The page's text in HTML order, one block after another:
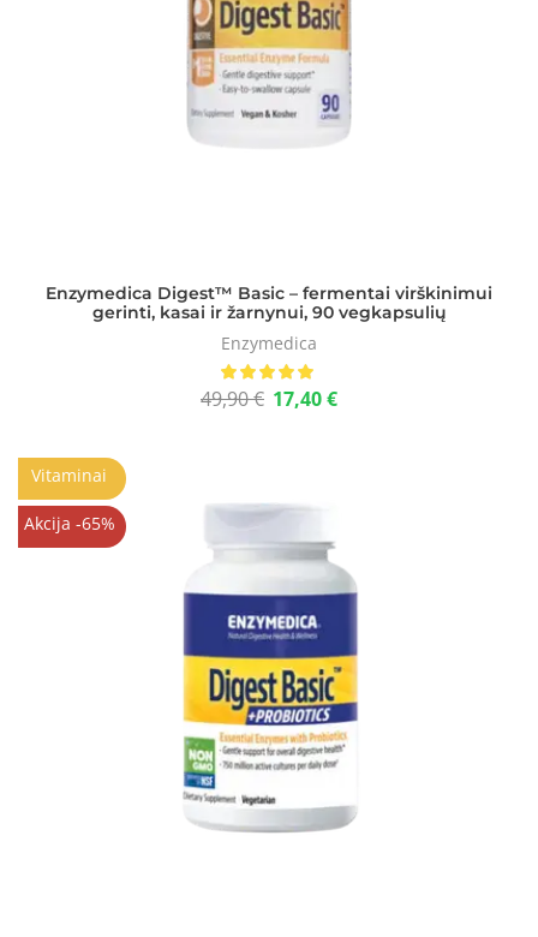
Enzymedica Digest™ Basic – fermentai virškinimui
gerinti, kasai ir žarnynui, 90 vegkapsulių
Enzymedica
49,90€ 17,40€
Vitaminai
Akcija -65%